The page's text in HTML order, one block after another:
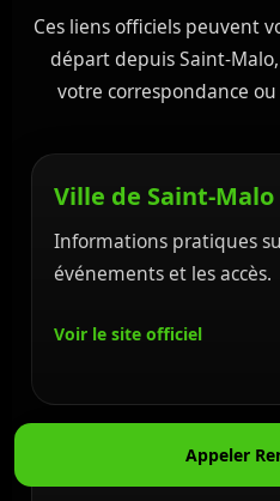
Ces liens officiels peuvent
départ depuis Saint-
votre correspondance
Ville de Saint-Malo
Informations pratiques
événements et les accès.
Voir le site officiel
Gare de Rennes
Appeler